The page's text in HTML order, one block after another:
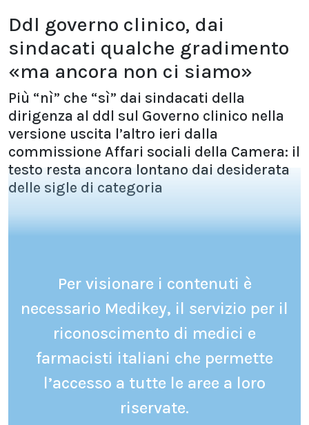
Ddl governo clinico, dai
sindacati qualche gradimento
«ma ancora non ci siamo»
Più “nì” che “sì” dai sindacati della
dirigenza al ddl sul Governo clinico nella
versione uscita l’altro ieri dalla
commissione Affari sociali della Camera: il
testo resta ancora lontano dai desiderata
delle sigle di categoria
Per visionare i contenuti è
necessario Medikey, il servizio per il
riconoscimento di medici e
farmacisti italiani che permette
l’accesso a tutte le aree a loro
riservate.